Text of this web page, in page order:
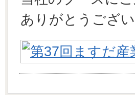
ありがとうござい